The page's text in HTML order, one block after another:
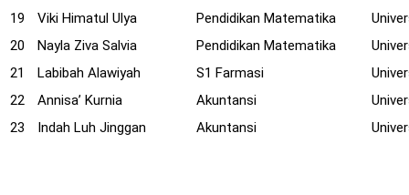
19
Viki Himatul Ulya Pendidikan Matematika
20
Nayla Ziva Salvia Pendidikan Matematika
21
Labibah Alawiyah S1 Farmasi
22
Annisa’ Kurnia Akuntansi
23
Indah Luh Jinggan Akuntansi